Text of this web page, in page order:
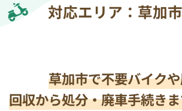
対応エリア：草加市
草加市で不要バイク
回収から処分・廃車手続き